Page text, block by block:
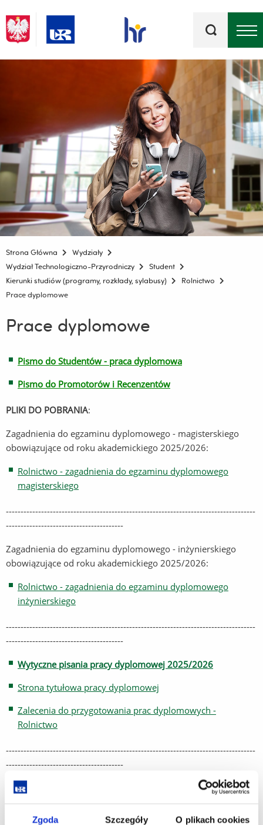
Zgoda Szczegóły O plikach cookies
kluczowe
Strona Główna
Wydziały
Wydział Technologiczno-Przyrodniczy
Student
Kierunki studiów (programy, rozkłady, sylabusy)
Rolnictwo
Prace dyplomowe
Prace dyplomowe
Pismo do Studentów - praca dyplomowa
Pismo do Promotorów i Recenzentów
PLIKI DO POBRANIA:
Zagadnienia do egzaminu dyplomowego - magisterskiego
obowiązujące od roku akademickiego 2025/2026:
Rolnictwo - zagadnienia do egzaminu dyplomowego
magisterskiego
-------------------------------------------------------------------------------------
----------------------------------------
Zagadnienia do egzaminu dyplomowego - inżynierskiego
obowiązujące od roku akademickiego 2025/2026:
Rolnictwo - zagadnienia do egzaminu dyplomowego
inżynierskiego
-------------------------------------------------------------------------------------
----------------------------------------
Wytyczne pisania pracy dyplomowej 2025/2026
Strona tytułowa pracy dyplomowej
Zalecenia do przygotowania prac dyplomowych -
Rolnictwo
-------------------------------------------------------------------------------------
----------------------------------------
Zarządzenie Rektora UR nr 164/2023 w sprawie
na sztucznej inteligencji